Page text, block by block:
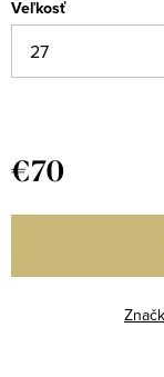
Veľkosť
€70
cena: